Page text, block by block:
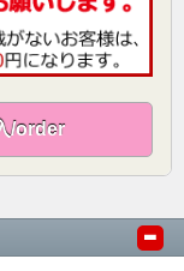
/order